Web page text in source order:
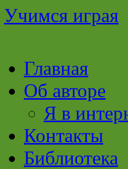
Учимся играя
Перейти
содержимому
Главная
Об авторе
Я в
Контакты
Библиотека